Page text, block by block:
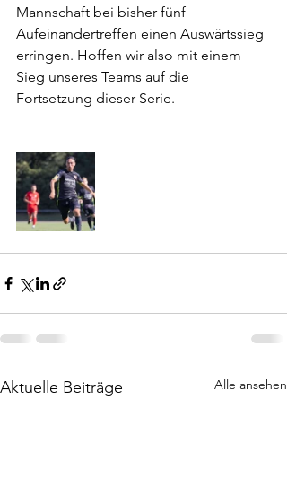
Mannschaft bei bisher fünf
Aufeinandertreffen einen Auswärtssieg
erringen. Hoffen wir also mit einem
Sieg unseres Teams auf die
Fortsetzung dieser Serie.
Aktuelle Beiträge Alle ansehen